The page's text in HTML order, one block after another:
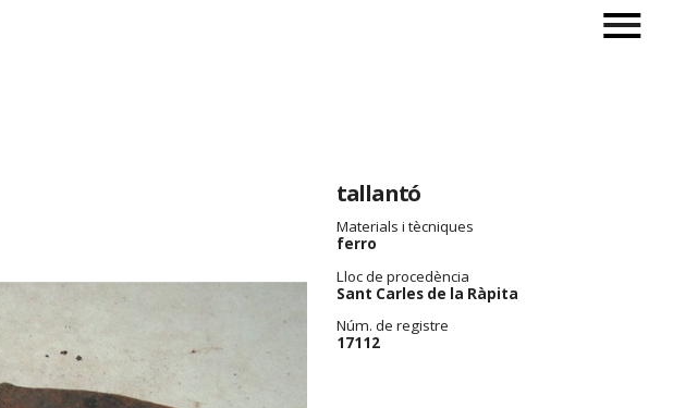
tallantó
Materials i tècniques
ferro
Lloc de procedència
Sant Carles de la Ràpita
Núm. de registre
17112